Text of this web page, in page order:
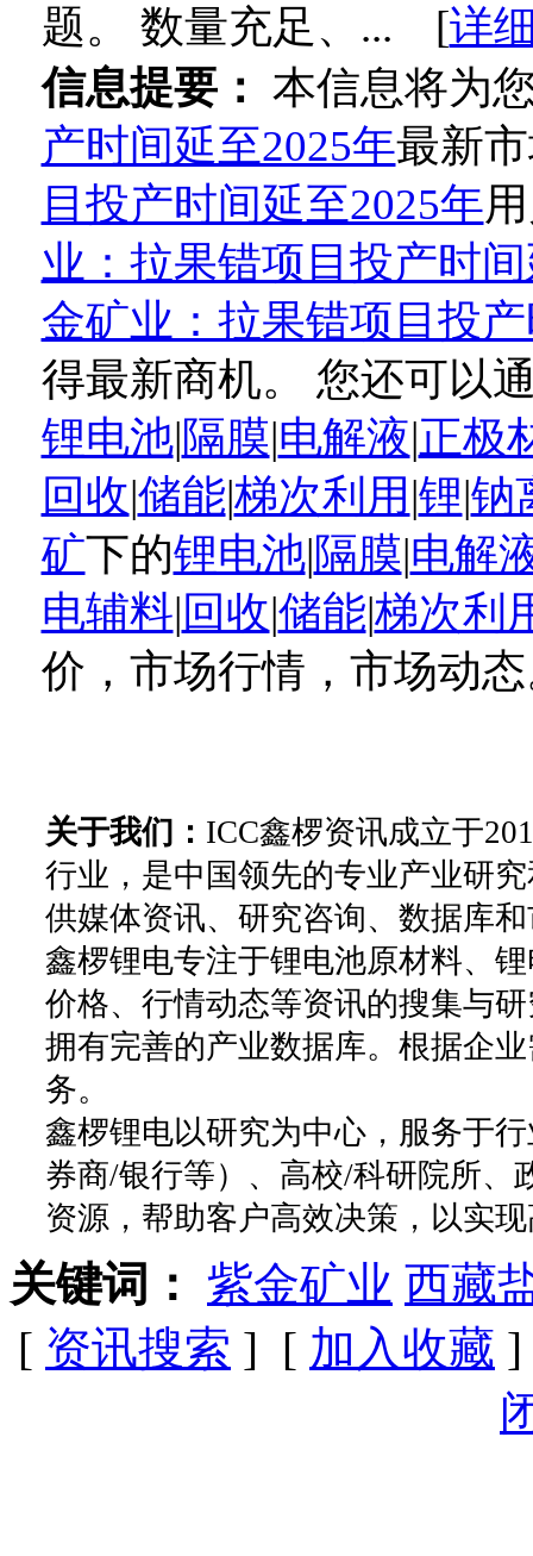
题。 数量充足、... [详
信息提要： 本信息将为
产时间延至2025年最新
目投产时间延至2025年
业：拉果错项目投产时
金矿业：拉果错项目投
得最新商机。 您还可以
锂电池|隔膜|电解液|正极
回收|储能|梯次利用|锂|钠
矿下的锂电池|隔膜|电解
电辅料|回收|储能|梯次利
价，市场行情，市场动
关于我们： ICC鑫椤资讯成立于
行业，是中国领先的专业产业研
供媒体资讯、研究咨询、数据库
鑫椤锂电专注于锂电池原材料、
价格、行情动态等资讯的搜集与
拥有完善的产业数据库。根据企
务。
鑫椤锂电以研究为中心，服务于
券商/银行等）、高校/科研院所、
资源，帮助客户高效决策，以实
关键词： 紫金矿业 西藏
[ 资讯搜索 ] [ 加入收藏